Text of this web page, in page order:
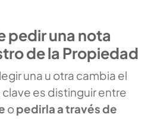
pedir una nota
de la Propiedad
una u otra cambia el
clave es distinguir entre
opedirla a través de